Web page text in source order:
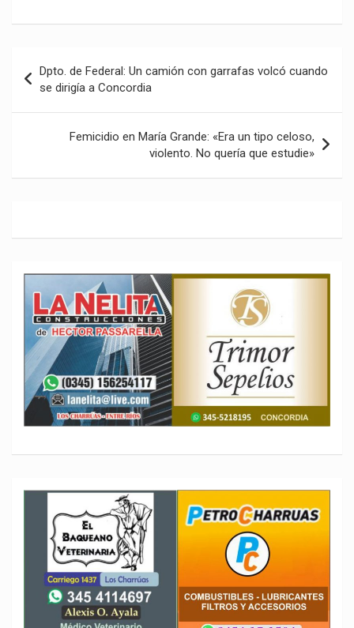
de
entradas
Dpto. de Federal: Un camión con garrafas volcó cuando
se dirigía a Concordia
Femicidio en María Grande: «Era un tipo celoso,
violento. No quería que estudie»